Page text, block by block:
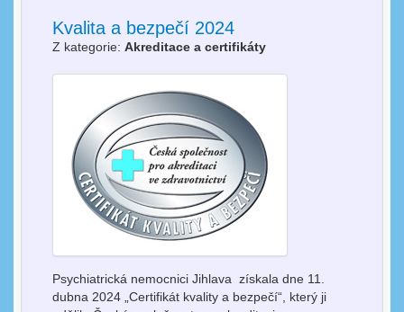
Kvalita a bezpečí 2024
Z kategorie: Akreditace a certifikáty
Psychiatrická nemocnici Jihlava získala dne 11.
dubna 2024 „Certifikát kvality a bezpečí“, který ji